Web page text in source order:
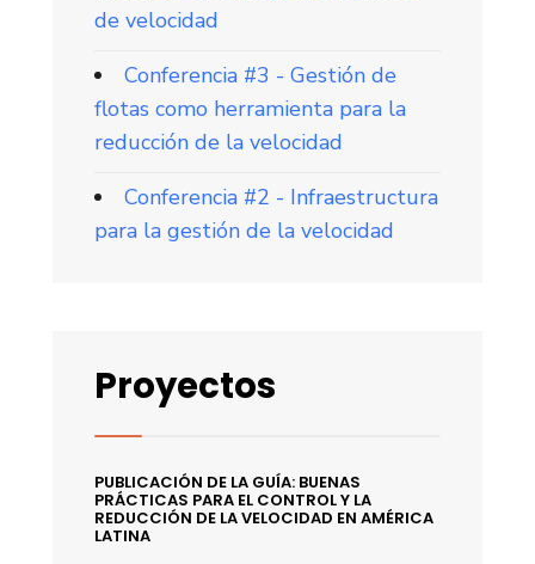
de velocidad
Conferencia #3 - Gestión de
flotas como herramienta para la
reducción de la velocidad
Conferencia #2 - Infraestructura
para la gestión de la velocidad
Proyectos
PUBLICACIÓN DE LA GUÍA: BUENAS
PRÁCTICAS PARA EL CONTROL Y LA
REDUCCIÓN DE LA VELOCIDAD EN AMÉRICA
LATINA